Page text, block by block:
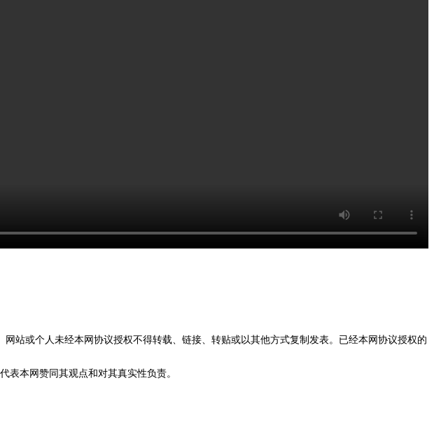
站或个人未经本网协议授权不得转载、链接、转贴或以其他方式复制发表。已经本网协议授权的
本网赞同其观点和对其真实性负责。